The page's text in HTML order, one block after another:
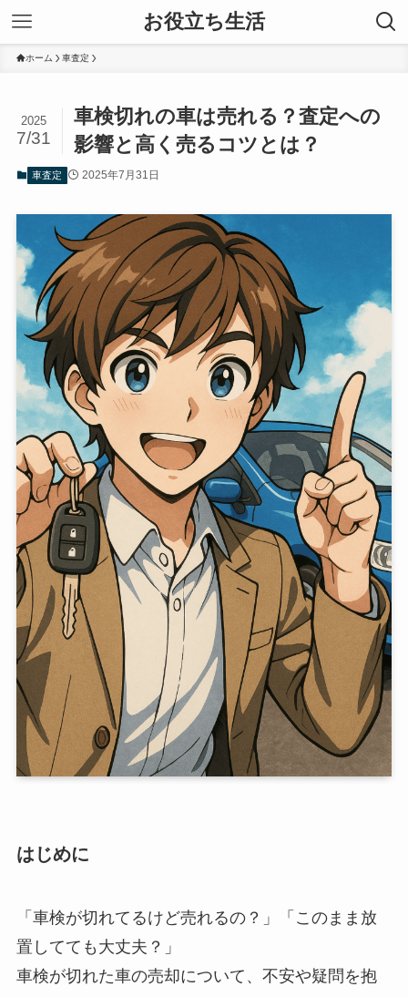
お役立ち生活
ホーム 車査定
車検切れの車は売れる？査定への
影響と高く売るコツとは？
2025
7/31
車査定 2025年7月31日
はじめに
「車検が切れてるけど売れるの？」「このまま放
置してても大丈夫？」
車検が切れた車の売却について、不安や疑問を抱